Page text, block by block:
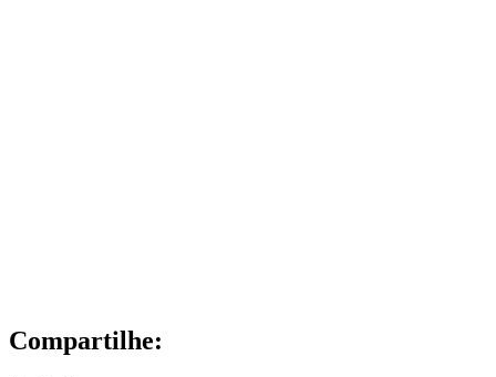
Compartilhe: